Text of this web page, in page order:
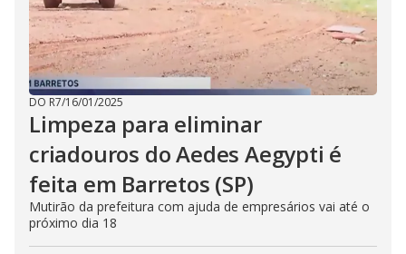
DO R7/16/01/2025
Limpeza para eliminar
criadouros do Aedes Aegypti é
feita em Barretos (SP)
Mutirão da prefeitura com ajuda de empresários vai até o
próximo dia 18